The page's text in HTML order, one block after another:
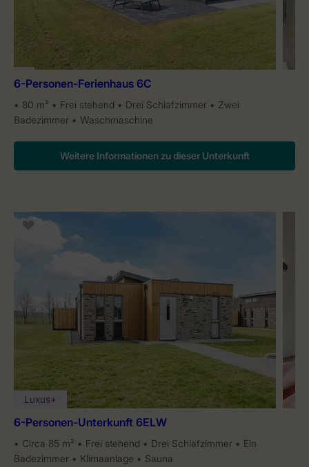
6-Personen-Ferienhaus 6C
80 m² Frei stehend Drei Schlafzimmer
Zwei
Badezimmer
Waschmaschine
Weitere Informationen zu dieser Unterkunft
Luxus+
6-Personen-Unterkunft 6ELW
Circa 85 m² Frei stehend Drei Schlafzimmer
Ein
Badezimmer
Klimaanlage Sauna